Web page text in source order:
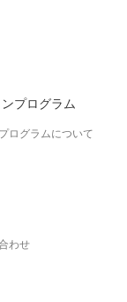
プログラム
ログラムについて
わせ